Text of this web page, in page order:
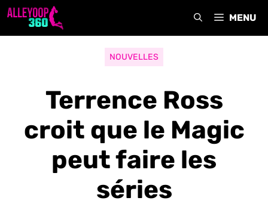
Aller
MENU
NOUVELLES
Terrence Ross
croit que le Magic
peut faire les
séries